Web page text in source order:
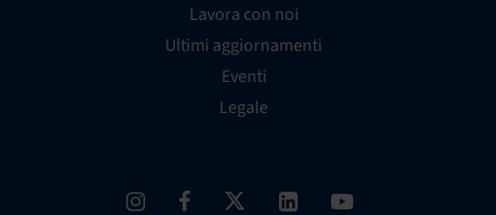
Lavora con noi
Ultimi aggiornamenti
Eventi
Legale